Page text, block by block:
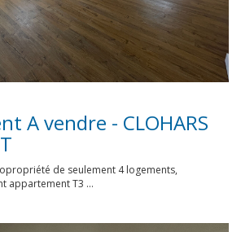
A vendre - CLOHARS
de seulement 4 logements,
appartement T3 ...